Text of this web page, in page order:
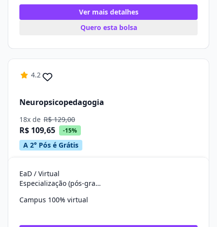
Ver mais detalhes
Quero esta bolsa
4.2
Neuropsicopedagogia
18x de R$ 129,00
R$ 109,65 -15%
A 2° Pós é Grátis
EaD / Virtual
Especialização (pós-graduação)
Campus 100% virtual